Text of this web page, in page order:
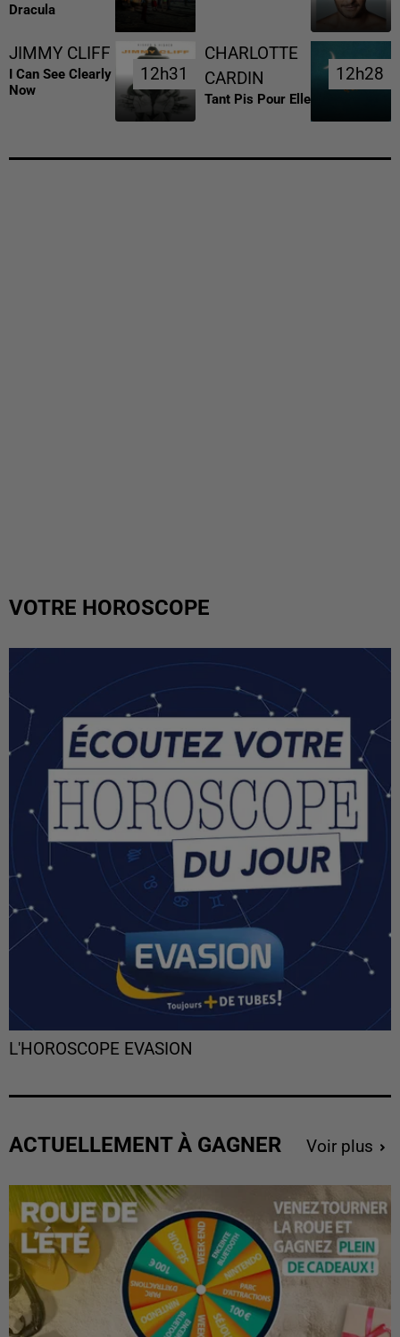
Dracula
JIMMY CLIFF
I Can See Clearly
Now
12h31
12h31
CHARLOTTE
CARDIN
Tant Pis Pour Elle
12h28
12h28
VOTRE HOROSCOPE
L'HOROSCOPE EVASION
ACTUELLEMENT À GAGNER Voir plus